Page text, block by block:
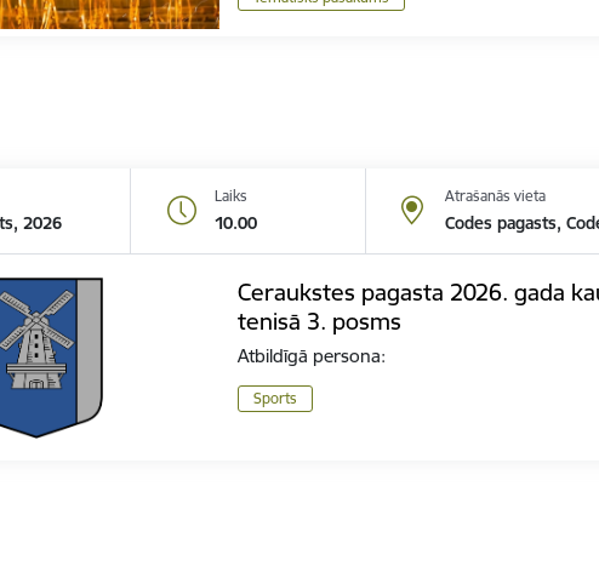
2026
Laiks
10.00
Atrašanās vieta
Codes pagasts,
Ceraukstes pagasta 2026. gada
tenisā 3. posms
Atbildīgā persona:
Sports